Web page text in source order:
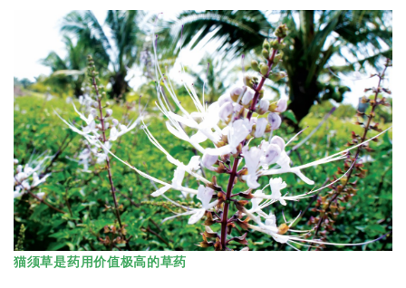
猫须草是药用价值极高的草药